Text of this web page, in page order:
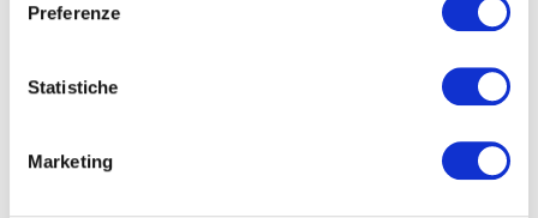
Preferenze
Statistiche
Marketing